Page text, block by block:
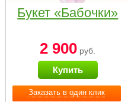
Заказать в один клик
Букет «Бабочки»
2 900 руб.
Купить